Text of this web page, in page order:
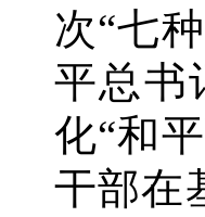
次“七
平总书
化“和
干部在